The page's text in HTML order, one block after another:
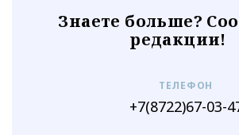
Знаете больше?
редакции!
ТЕЛЕФОН
+7(8722)67-03-